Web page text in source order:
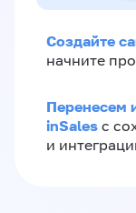
Создайте
начните
Перенесем
inSales с
и